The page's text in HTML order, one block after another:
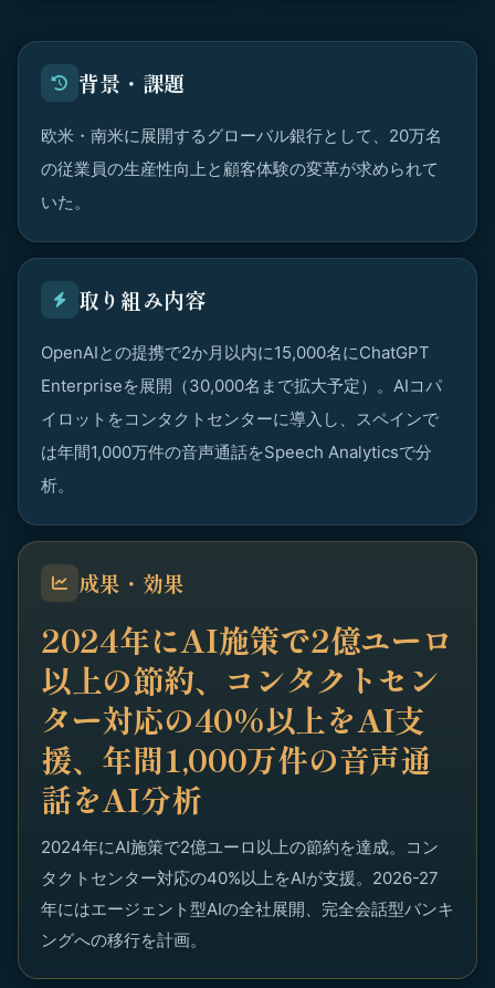
背景・課題
欧米・南米に展開するグローバル銀行として、20万名
の従業員の生産性向上と顧客体験の変革が求められて
いた。
取り組み内容
OpenAIとの提携で2か月以内に15,000名にChatGPT
Enterpriseを展開（30,000名まで拡大予定）。AIコパ
イロットをコンタクトセンターに導入し、スペインで
は年間1,000万件の音声通話をSpeech Analyticsで分
析。
成果・効果
2024年にAI施策で2億ユーロ
以上の節約、コンタクトセン
ター対応の40%以上をAI支
援、年間1,000万件の音声通
話をAI分析
2024年にAI施策で2億ユーロ以上の節約を達成。コン
タクトセンター対応の40%以上をAIが支援。2026-27
年にはエージェント型AIの全社展開、完全会話型バンキ
ングへの移行を計画。